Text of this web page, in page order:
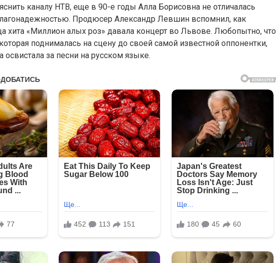
каналу НТВ, еще в 90-е годы Алла Борисовна не отличалась
Продюсер Александр Левшин вспомнил, как
хита «Миллион алых роз» давала концерт во Львове. Любопытно, что
поднималась на сцену до своей самой известной оппонентки,
освистала за песни на русском языке.